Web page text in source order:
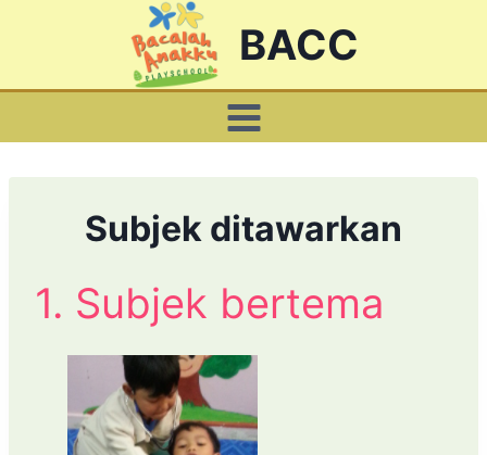
BACC
Subjek ditawarkan
1. Subjek bertema